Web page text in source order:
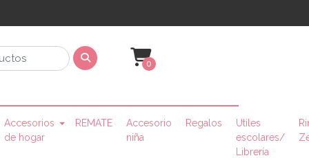
0
Accesorios
de hogar
REMATE
Accesorio
niña
Regalos
Utiles
escolares/
Librería